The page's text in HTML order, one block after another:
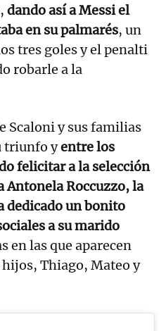
dando así a Messi el
en su palmarés, un
tres goles y el penalti
robarle a la
Scaloni y sus familias
triunfo yentre los
felicitar a la selección
Antonela Roccuzzo, la
dedicado un bonito
a su marido
en las que aparecen
Thiago, Mateo y